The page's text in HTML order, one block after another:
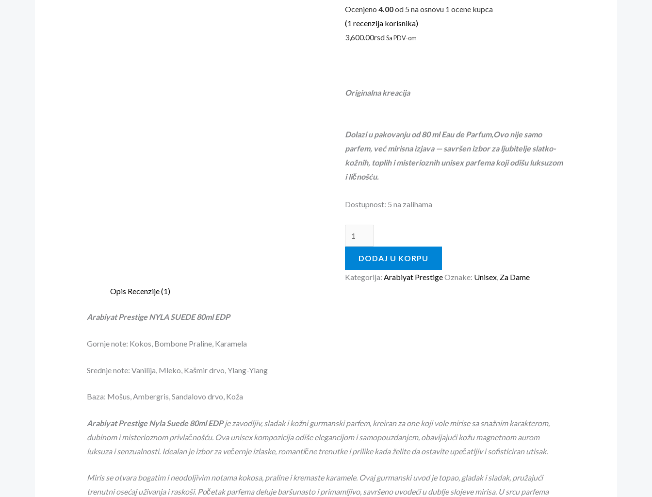
Ocenjeno4.00od 5 na osnovu 1 ocene kupca
(1 recenzija korisnika)
3,600.00rsd Sa PDV-om
Originalna kreacija
Dolazi u pakovanju od 80 ml Eau de Parfum,Ovo nije samo
parfem, već mirisna izjava — savršen izbor za ljubitelje slatko-
kožnih, toplih i misterioznih unisex parfema koji odišu luksuzom
i ličnošću.
Dostupnost: 5 na zalihama
DODAJ U KORPU
Kategorija:Arabiyat PrestigeOznake: Unisex, Za Dame
Opis Recenzije (1)
Arabiyat Prestige NYLA SUEDE 80ml EDP
Gornje note: Kokos, Bombone Praline, Karamela
Srednje note: Vanilija, Mleko, Kašmir drvo, Ylang-Ylang
Baza: Mošus,Ambergris,Sandalovo drvo,Koža
Arabiyat Prestige Nyla Suede 80ml EDPje zavodljiv, sladak i kožni gurmanski parfem, kreiran za one koji vole mirise sa snažnim karakterom,
dubinom i misterioznom privlačnošću. Ova unisex kompozicija odiše elegancijom i samopouzdanjem, obavijajući kožu magnetnom aurom
luksuza i senzualnosti. Idealan je izbor za večernje izlaske, romantične trenutke i prilike kada želite da ostavite upečatljiv i sofisticiran utisak.
Miris se otvara bogatim i neodoljivim notama kokosa, praline i kremaste karamele. Ovaj gurmanski uvod je topao, gladak i sladak, pružajući
trenutni osećaj uživanja i raskoši. Početak parfema deluje baršunasto i primamljivo, savršeno uvodeći u dublje slojeve mirisa. U srcu parfema